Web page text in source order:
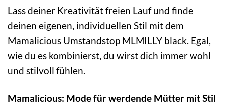
Lass deiner Kreativität freien Lauf und finde
deinen eigenen, individuellen Stil mit dem
Mamalicious Umstandstop MLMILLY black. Egal,
wie du es kombinierst, du wirst dich immer wohl
und stilvoll fühlen.
Mamalicious: Mode für werdende Mütter mit Stil